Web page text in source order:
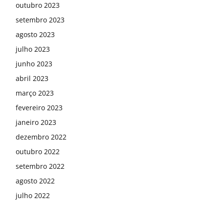
outubro 2023
setembro 2023
agosto 2023
julho 2023
junho 2023
abril 2023
março 2023
fevereiro 2023
janeiro 2023
dezembro 2022
outubro 2022
setembro 2022
agosto 2022
julho 2022